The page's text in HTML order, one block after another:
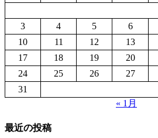
3
4 5 6
10
11 12 13
17
18 19 20
24
25 26 27
31
« 1月
最近の投稿